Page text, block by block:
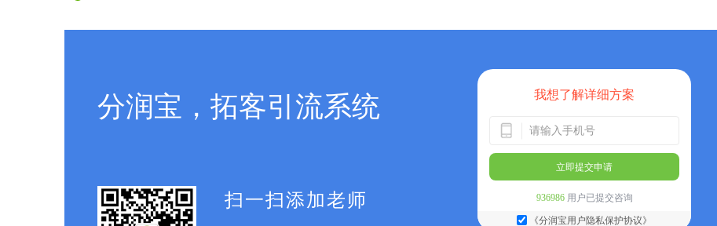
分润宝，拓客引流系统
扫一扫添加老师
我想了解详细方案
立即提交申请
936986用户已提交咨询
《分润宝用户隐私保护协议》